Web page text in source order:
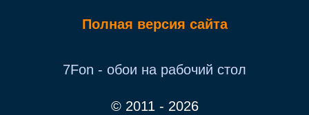
Полная версия сайта
7Fon - обои на рабочий стол
© 2011 - 2026